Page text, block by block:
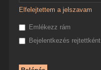
Elfelejtettem a jelszavam
Emlékezz rám
Bejelentkezés rejtettként